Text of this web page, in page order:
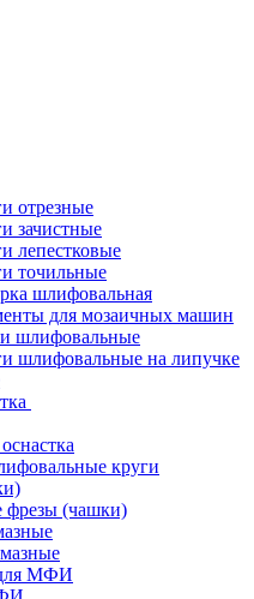
отрезные
зачистные
лепестковые
точильные
шлифовальная
для мозаичных машин
шлифовальные
шлифовальные на липучке
круги
фрезы (чашки)
МФИ